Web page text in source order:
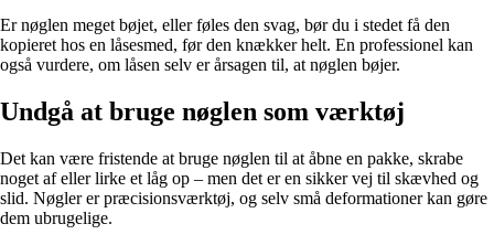
Er nøglen meget bøjet, eller føles den svag, bør du i stedet få den
kopieret hos en låsesmed, før den knækker helt. En professionel kan
også vurdere, om låsen selv er årsagen til, at nøglen bøjer.
Undgå at bruge nøglen som værktøj
Det kan være fristende at bruge nøglen til at åbne en pakke, skrabe
noget af eller lirke et låg op – men det er en sikker vej til skævhed og
slid. Nøgler er præcisionsværktøj, og selv små deformationer kan gøre
dem ubrugelige.